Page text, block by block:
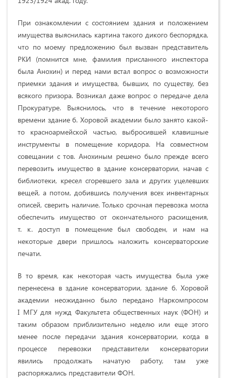
При ознакомлении с состоянием здания и положением
имущества выяснилась картина такого дикого беспорядка,
что по моему предложению был вызван представитель
РКИ (помнится мне, фамилия присланного инспектора
была Анохин) и перед нами встал вопрос о возможности
приемки здания и имущества, бывших, по существу, без
всякого призора. Возникал даже вопрос о передаче дела
Прокуратуре. Выяснилось, что в течение некоторого
времени здание б. Хоровой академии было занято какой-
то красноармейской частью, выбросившей клавишные
инструменты в помещение коридора. На совместном
совещании с тов. Анохиным решено было прежде всего
перевозить имущество в здание консерватории, начав с
библиотеки, кресел сгоревшего зала и других уцелевших
вещей, а потом, добившись получения всех инвентарных
описей, сверить наличие. Только срочная перевозка могла
обеспечить имущество от окончательного расхищения,
т. к. доступ в помещение был свободен, и нам на
некоторые двери пришлось наложить консерваторские
печати.
В то время, как некоторая часть имущества была уже
перенесена в здание консерватории, здание б. Хоровой
академии неожиданно было передано Наркомпросом
I МГУ для нужд Факультета общественных наук (ФОН) и
таким образом приблизительно неделю или еще этого
менее после передачи здания консерватории, когда в
процессе перевозки представители консерватории
явились продолжать начатую работу, там уже
распоряжались представители ФОН.